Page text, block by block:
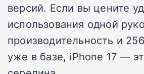
версий. Если вы цените
использования одной
производительность и
уже в базе, iPhone 17 —